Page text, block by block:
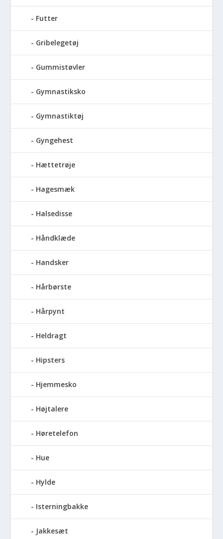
Futter
Gribelegetøj
Gummistøvler
Gymnastiksko
Gymnastiktøj
Gyngehest
Hættetrøje
Hagesmæk
Halsedisse
Håndklæde
Handsker
Hårbørste
Hårpynt
Heldragt
Hipsters
Hjemmesko
Højtalere
Høretelefon
Hue
Hylde
Isterningbakke
Jakkesæt